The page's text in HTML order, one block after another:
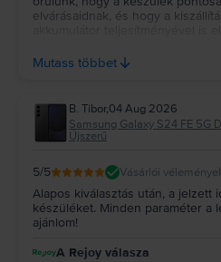
elvárásaidnak, és hogy a
✨ Köszönjük a bizalmadat és az
Mutass többet
B. Tibor,04 Aug 2026
Samsung Galaxy S24 FE 5G
Újszerű
5/5 Vásárlói
Alapos kiválasztás után, a jelzett
készüléket. Minden paraméter a
ajánlom!
A Rejoy válasza